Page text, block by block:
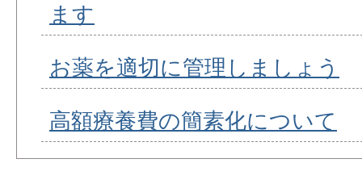
ます
お薬を適切に管理しましょう
高額療養費の簡素化について